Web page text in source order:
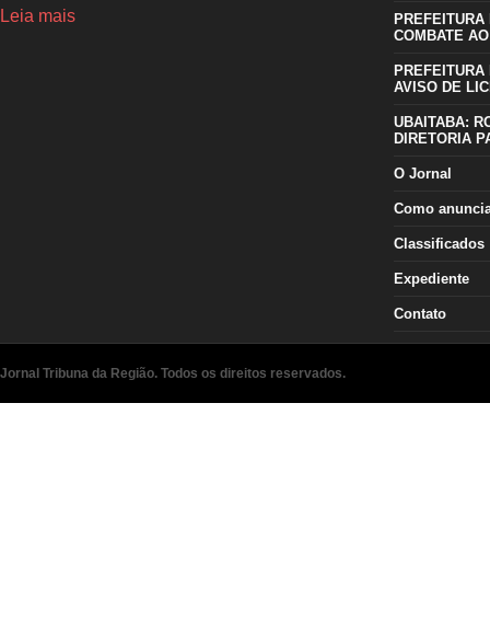
Leia mais
COMBATE
AVISO DE
UBAITABA:
DIRETORIA
O Jornal
Como
Classificados
Expediente
Contato
Jornal Tribuna da Região. Todos os direitos reservados.